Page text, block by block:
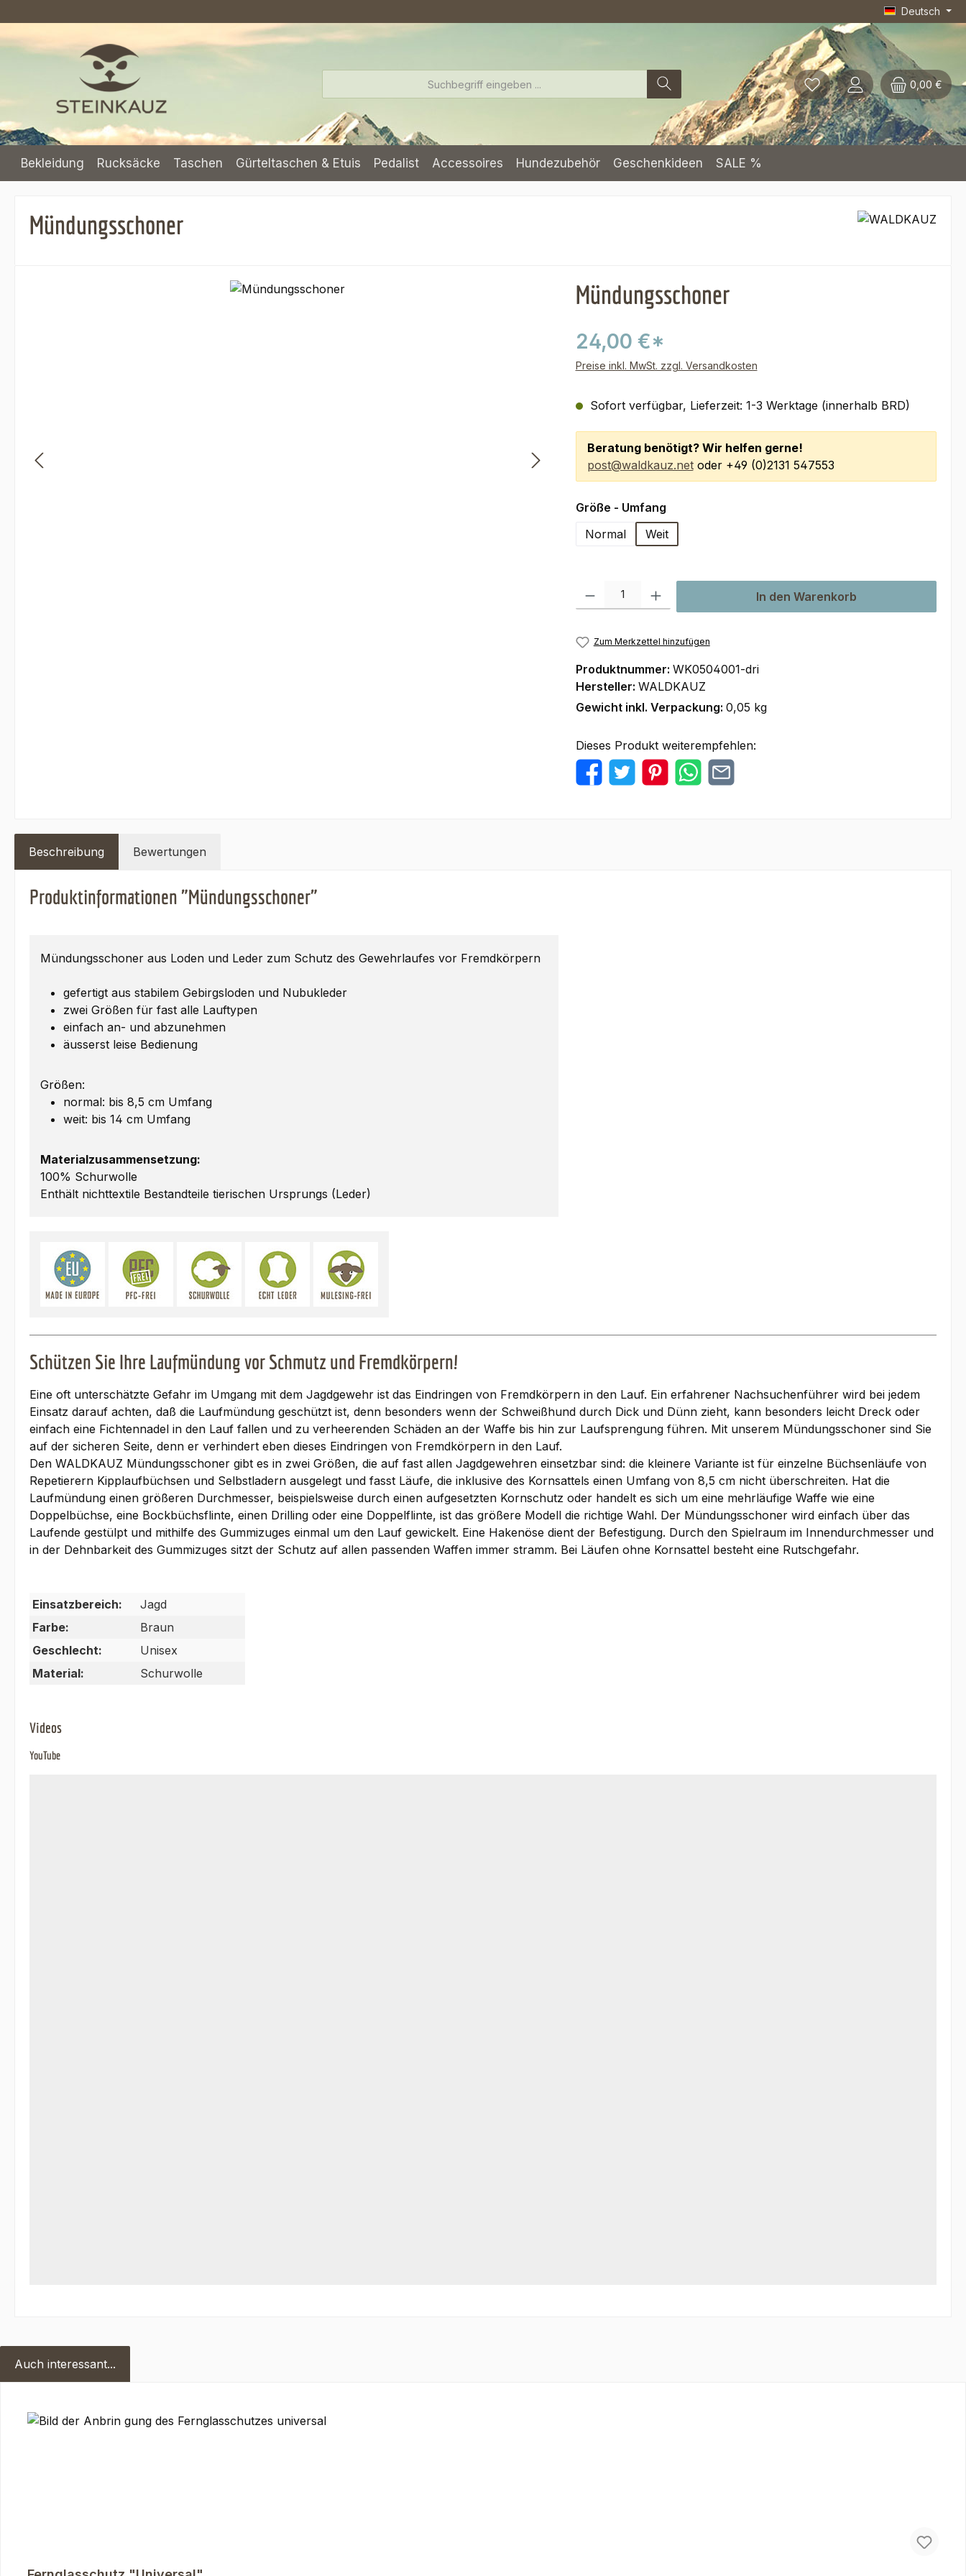
Deutsch
0,00 €
Bekleidung Rucksäcke Taschen Gürteltaschen & Etuis Pedalist Accessoires Hundezubehör Geschenkideen SALE %
Mündungsschoner
Mündungsschoner
24,00 €*
Preise inkl. MwSt. zzgl. Versandkosten
Sofort verfügbar, Lieferzeit: 1-3 Werktage (innerhalb BRD)
Beratung benötigt? Wir helfen gerne!
post@waldkauz.netoder +49 (0)2131 547553
Größe - Umfangauswählen
Normal
Weit
Produkt Anzahl: Gib den gewünschten Wert ein oder benutze die Schaltflächen
In den Warenkorb
Zum Merkzettel hinzufügen
Produktnummer: WK0504001-dri
Hersteller: WALDKAUZ
Gewicht inkl. Verpackung: 0,05 kg
Dieses Produkt weiterempfehlen:
Beschreibung Bewertungen
Produktinformationen "Mündungsschoner"
Mündungsschoner aus Loden und Leder zum Schutz des Gewehrlaufes vor Fremdkörpern
gefertigt aus stabilem Gebirgsloden und Nubukleder
zwei Größen für fast alle Lauftypen
einfach an- und abzunehmen
äusserst leise Bedienung
Größen:
normal: bis 8,5 cm Umfang
weit: bis 14 cm Umfang
Materialzusammensetzung:
100% Schurwolle
Enthält nichttextile Bestandteile tierischen Ursprungs (Leder)
Schützen Sie Ihre Laufmündung vor Schmutz und Fremdkörpern!
Eine oft unterschätzte Gefahr im Umgang mit dem Jagdgewehr ist das Eindringen von Fremdkörpern in den Lauf. Ein erfahrener Nachsuchenführer wird bei jedem
Einsatz darauf achten, daß die Laufmündung geschützt ist, denn besonders wenn der Schweißhund durch Dick und Dünn zieht, kann besonders leicht Dreck oder
einfach eine Fichtennadel in den Lauf fallen und zu verheerenden Schäden an der Waffe bis hin zur Laufsprengung führen. Mit unserem Mündungsschoner sind Sie
auf der sicheren Seite, denn er verhindert eben dieses Eindringen von Fremdkörpern in den Lauf.
Den WALDKAUZ Mündungsschoner gibt es in zwei Größen, die auf fast allen Jagdgewehren einsetzbar sind: die kleinere Variante ist für einzelne Büchsenläufe von
Repetierern Kipplaufbüchsen und Selbstladern ausgelegt und fasst Läufe, die inklusive des Kornsattels einen Umfang von 8,5 cm nicht überschreiten. Hat die
Laufmündung einen größeren Durchmesser, beispielsweise durch einen aufgesetzten Kornschutz oder handelt es sich um eine mehrläufige Waffe wie eine
Doppelbüchse, eine Bockbüchsflinte, einen Drilling oder eine Doppelflinte, ist das größere Modell die richtige Wahl. Der Mündungsschoner wird einfach über das
Laufende gestülpt und mithilfe des Gummizuges einmal um den Lauf gewickelt. Eine Hakenöse dient der Befestigung. Durch den Spielraum im Innendurchmesser und
in der Dehnbarkeit des Gummizuges sitzt der Schutz auf allen passenden Waffen immer stramm. Bei Läufen ohne Kornsattel besteht eine Rutschgefahr.
Einsatzbereich:
Jagd
Farbe:
Braun
Geschlecht:
Unisex
Material:
Schurwolle
Videos
YouTube
Auch interessant...